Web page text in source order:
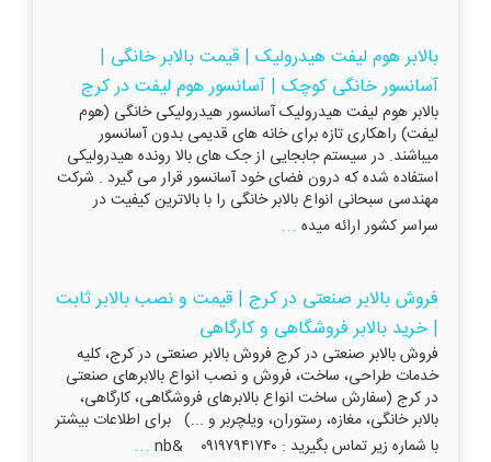
بالابر هوم لیفت هیدرولیک | قیمت بالابر خانگی |
آسانسور خانگی کوچک | آسانسور هوم لیفت در کرج
بالابر هوم لیفت هیدرولیک آسانسور هیدرولیکی خانگی (هوم
لیفت) راهکاری تازه برای خانه های قدیمی بدون آسانسور
میباشند. در سیستم جابجایی از جک های بالا رونده هیدرولیکی
استفاده شده که درون فضای خود آسانسور قرار می گیرد . شرکت
مهندسی سبحانی انواع بالابر خانگی را با بالاترین کیفیت در
سراسر کشور ارائه میده ...
فروش بالابر صنعتی در کرج | قیمت و نصب بالابر ثابت
| خرید بالابر فروشگاهی و کارگاهی
فروش بالابر صنعتی در کرج فروش بالابر صنعتی در کرج، کلیه
خدمات طراحی، ساخت، فروش و نصب انواع بالابرهای صنعتی
در کرج (سفارش ساخت انواع بالابرهای فروشگاهی، کارگاهی،
بالابر خانگی، مغازه، رستوران، ویلچربر و ...) برای اطلاعات بیشتر
با شماره زیر تماس بگیرید : ۰۹۱۹۷۹۴۱۷۴۰ &nb
...